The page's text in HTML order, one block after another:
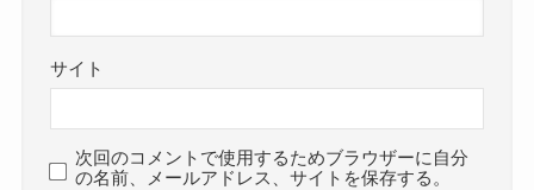
サイト
次回のコメントで使用するためブラウザーに自分
の名前、メールアドレス、サイトを保存する。